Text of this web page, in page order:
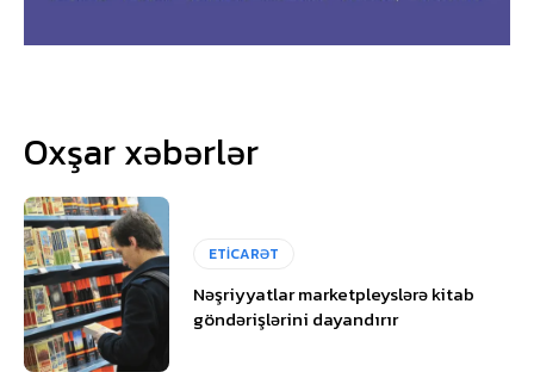
Oxşar xəbərlər
ETİCARƏT
Nəşriyyatlar marketpleyslərə kitab
göndərişlərini dayandırır